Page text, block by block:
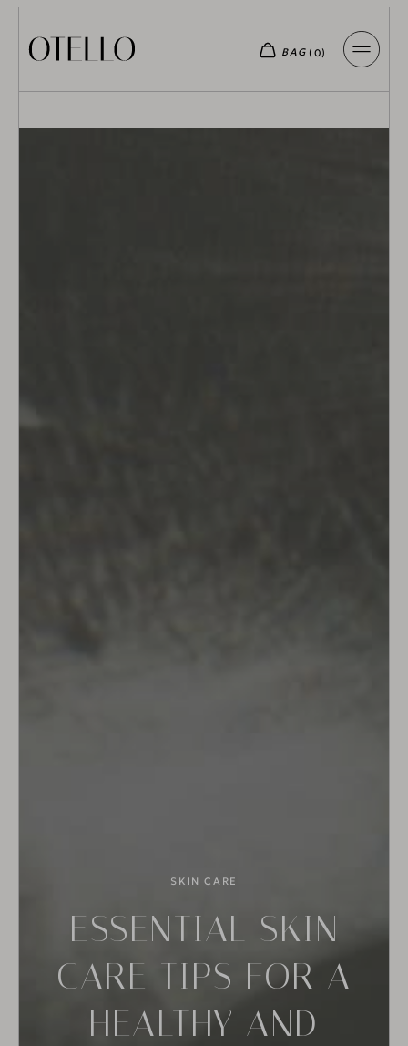
SKIN CARE
ESSENTIAL SKIN
CARE TIPS FOR A
HEALTHY AND